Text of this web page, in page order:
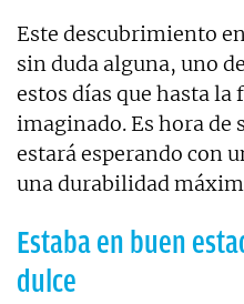
Este descubrimiento
sin duda alguna, uno
estos días que hasta la
imaginado. Es hora de
estará esperando con
una durabilidad
Estaba en buen
dulce